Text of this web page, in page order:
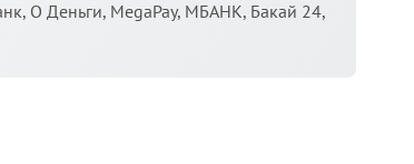
О Деньги, MegaPay, МБАНК, Бакай 24,